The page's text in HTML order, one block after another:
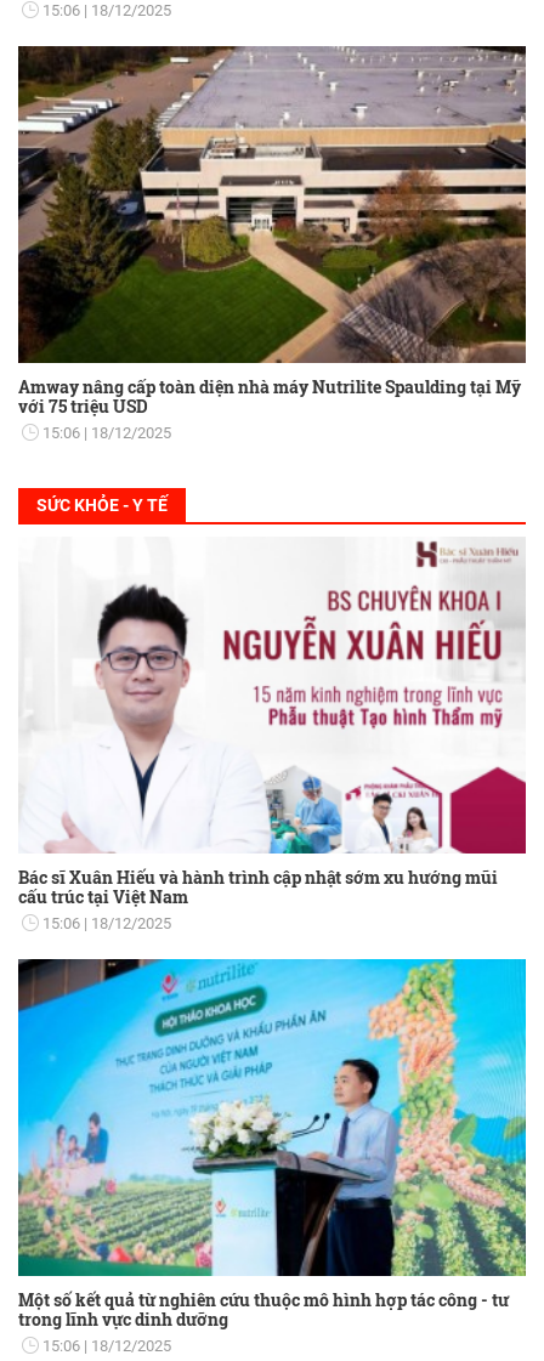
15:06 18/12/2025
Amway nâng cấp toàn diện nhà máy Nutrilite Spaulding tại Mỹ
với 75 triệu USD
15:06 18/12/2025
SỨC KHỎE - Y TẾ
Bác sĩ Xuân Hiếu và hành trình cập nhật sớm xu hướng mũi
cấu trúc tại Việt Nam
15:06 18/12/2025
Một số kết quả từ nghiên cứu thuộc mô hình hợp tác công - tư
trong lĩnh vực dinh dưỡng
15:06 18/12/2025